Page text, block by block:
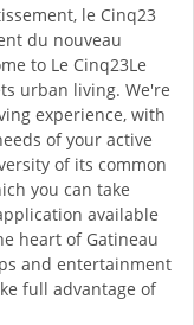
le Cinq23
du nouveau
to Le Cinq23Le
urban living. We're
experience, with
of your active
of its common
you can take
available
heart of Gatineau
and entertainment
full advantage of